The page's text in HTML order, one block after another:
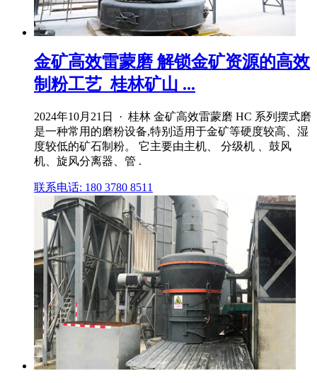
金矿高效雷蒙磨 解锁金矿资源的高效
制粉工艺_桂林矿山 ...
2024年10月21日 · 桂林 金矿高效雷蒙磨 HC 系列摆式磨
是一种常用的磨粉设备,特别适用于金矿等硬度较高、湿
度较低的矿石制粉。 它主要由主机、 分级机 、鼓风
机、旋风分离器、管 .
联系电话: 180 3780 8511